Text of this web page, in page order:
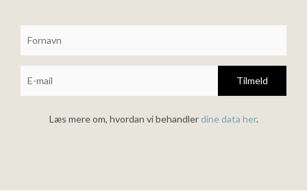
Tilmeld
Læs mere om, hvordan vi behandlerdine data her.